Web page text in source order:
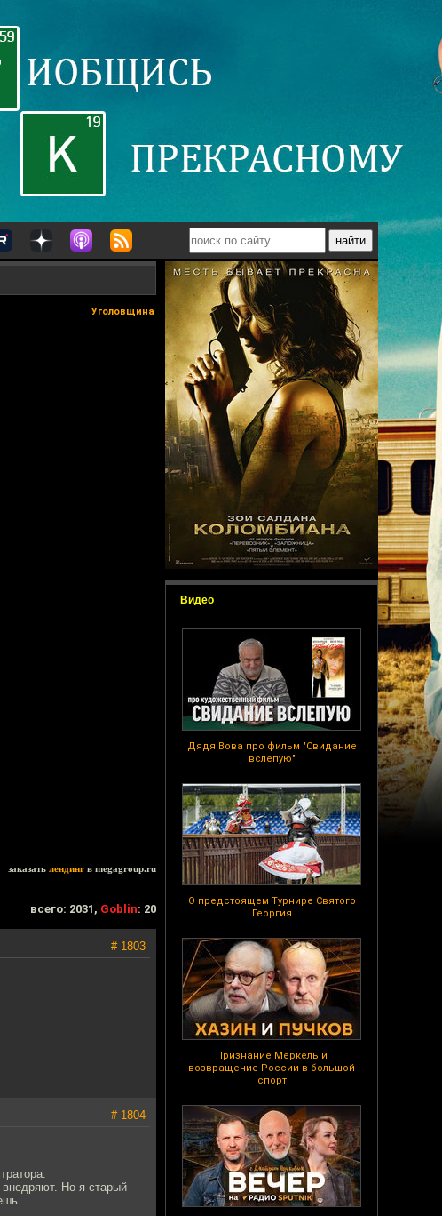
Видео
Дядя Вова про фильм "Свидание
вслепую"
О предстоящем Турнире Святого
Георгия
Признание Меркель и
возвращение России в большой
спорт
Уголовщина
заказать лендинг в megagroup.ru
всего: 2031, Goblin: 20
# 1803
# 1804
внедряют. Но я старый